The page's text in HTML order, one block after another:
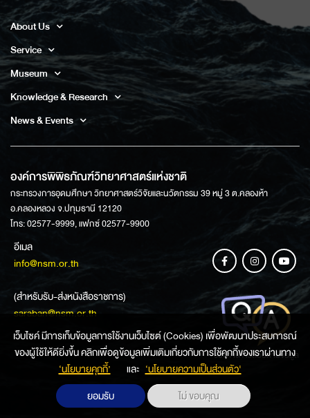
About Us
Service
Museum
Knowledge & Research
News & Events
องค์การพิพิธภัณฑ์วิทยาศาสตร์แห่งชาติ
กระทรวงการอุดมศึกษา วิทยาศาสตร์วิจัยและนวัตกรรม 39 หมู่ 3 ต.คลองห้า
อ.คลองหลวง จ.ปทุมธานี 12120
โทร: 02577-9999, แฟกซ์ 02577-9900
อีเมล
info@nsm.or.th
(สำหรับรับ-ส่งหนังสือราชการ)
saraban@nsm.or.th
ช่องทางการสอบถามข้อมูล
เว็บไซค์ มีการเก็บข้อมูลการใช้งานเว็บไซต์ (Cookies) เพื่อพัฒนาประสบการณ์
ของผู้ใช้ให้ดียิ่งขึ้น คลิกเพื่อดูข้อมูลเพิ่มเติมเกี่ยวกับการใช้คุกกี้ของเราผ่านทาง
‘นโยบายคุกกี้’
และ ‘นโยบายความเป็นส่วนตัว'
ยอมรับ
ไม่ ขอบคุณ